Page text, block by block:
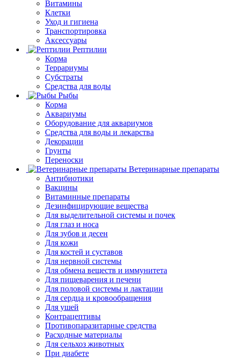
Витамины
Клетки
Уход и гигиена
Транспортировка
Аксессуары
Рептилии
Корма
Террариумы
Субстраты
Средства для воды
Рыбы
Корма
Аквариумы
Оборудование для аквариумов
Средства для воды и лекарства
Декорации
Грунты
Переноски
Ветеринарные препараты
Антибиотики
Вакцины
Витаминные препараты
Дезинфицирующие вещества
Для выделительной системы и почек
Для глаз и носа
Для зубов и десен
Для кожи
Для костей и суставов
Для нервной системы
Для обмена веществ и иммунитета
Для пищеварения и печени
Для половой системы и лактации
Для сердца и кровообращения
Для ушей
Контрацептивы
Противопаразитарные средства
Расходные материалы
Для сельхоз животных
При диабете